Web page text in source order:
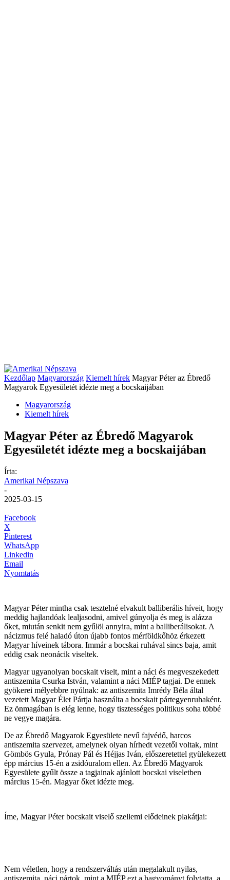
Kezdőlap Magyarország Kiemelt hírek Magyar Péter az Ébredő
Magyarok Egyesületét idézte meg a bocskaijában
Magyarország
Kiemelt hírek
Magyar Péter az Ébredő Magyarok
Egyesületét idézte meg a bocskaijában
Írta:
Amerikai Népszava
-
2025-03-15
Facebook
X
Pinterest
WhatsApp
Linkedin
Email
Nyomtatás
Magyar Péter mintha csak tesztelné elvakult balliberális híveit, hogy
meddig hajlandóak lealjasodni, amivel gúnyolja és meg is alázza
őket, miután senkit nem gyűlöl annyira, mint a balliberálisokat. A
nácizmus felé haladó úton újabb fontos mérföldkőhöz érkezett
Magyar híveinek tábora. Immár a bocskai ruhával sincs baja, amit
eddig csak neonácik viseltek.
Magyar ugyanolyan bocskait viselt, mint a náci és megveszekedett
antiszemita Csurka István, valamint a náci MIÉP tagjai. De ennek
gyökerei mélyebbre nyúlnak: az antiszemita Imrédy Béla által
vezetett Magyar Élet Pártja használta a bocskait pártegyenruhaként.
Ez önmagában is elég lenne, hogy tisztességes politikus soha többé
ne vegye magára.
De az Ébredő Magyarok Egyesülete nevű fajvédő, harcos
antiszemita szervezet, amelynek olyan hírhedt vezetői voltak, mint
Gömbös Gyula, Prónay Pál és Héjjas Iván, előszeretettel gyülekezett
épp március 15-én a zsidóuralom ellen. Az Ébredő Magyarok
Egyesülete gyűlt össze a tagjainak ajánlott bocskai viseletben
március 15-én. Magyar őket idézte meg.
Íme, Magyar Péter bocskait viselő szellemi elődeinek plakátjai:
Nem véletlen, hogy a rendszerváltás után megalakult nyilas,
antiszemita, náci pártok, mint a MIÉP ezt a hagyományt folytatta, a